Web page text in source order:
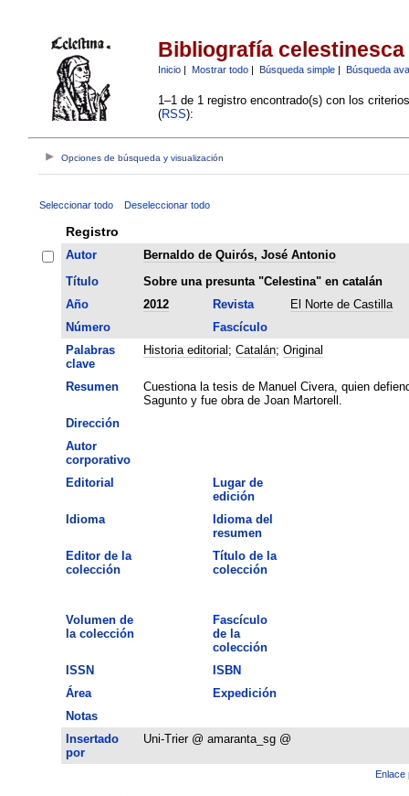
Bibliografía celestinesca
Inicio| Mostrar todo| Búsqueda simple| Búsqueda
1–1 de 1 registro encontrado(s) con los
(RSS):
Opciones de búsqueda y visualización
Seleccionar todo Deseleccionar todo
Registro
Autor
Bernaldo de Quirós, José Antonio
Título
Sobre una presunta "Celestina" en catalán
Año
2012 Revista
El Norte de Castilla
Número
Fascículo
Palabras
clave
Historia editorial ; Catalán; Original
Resumen
Cuestiona la tesis de Manuel Civera, quien
Sagunto y fue obra de Joan Martorell.
Dirección
Autor
corporativo
Editorial
Lugar de
edición
Idioma
Idioma del
resumen
Editor de la
colección
Título de la
colección
Volumen de
la colección
Fascículo
de la
colección
ISSN
ISBN
Área
Expedición
Notas
Insertado
por
Uni-Trier @ amaranta_sg @
Enlace